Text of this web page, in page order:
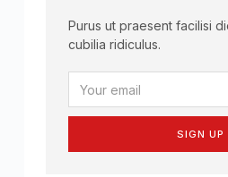
Purus ut praesent facilisi
cubilia ridiculus.
SIGN UP